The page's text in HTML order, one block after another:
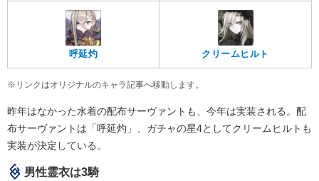
呼延灼 クリームヒルト
※リンクはオリジナルのキャラ記事へ移動します。
昨年はなかった水着の配布サーヴァントも、今年は実装される。配
布サーヴァントは「呼延灼」、ガチャの星4としてクリームヒルトも
実装が決定している。
男性霊衣は3騎